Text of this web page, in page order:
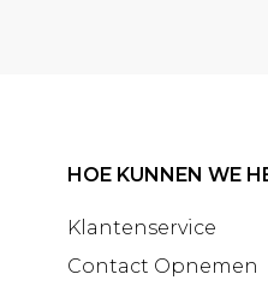
HOE KUNNEN WE
Klantenservice
Contact Opnemen